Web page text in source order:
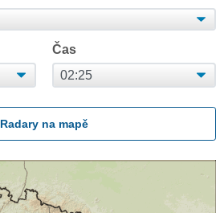
Čas
Radary na mapě